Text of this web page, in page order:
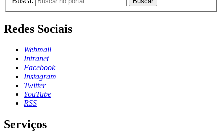
Redes Sociais
Webmail
Intranet
Facebook
Instagram
Twitter
YouTube
RSS
Serviços